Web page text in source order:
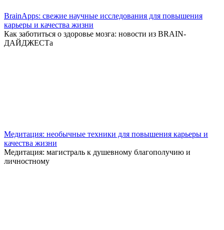
BrainApps: свежие научные исследования для повышения
карьеры и качества жизни
Как заботиться о здоровье мозга: новости из BRAIN-
ДАЙДЖЕСТа
Медитация: необычные техники для повышения карьеры и
качества жизни
Медитация: магистраль к душевному благополучию и
личностному